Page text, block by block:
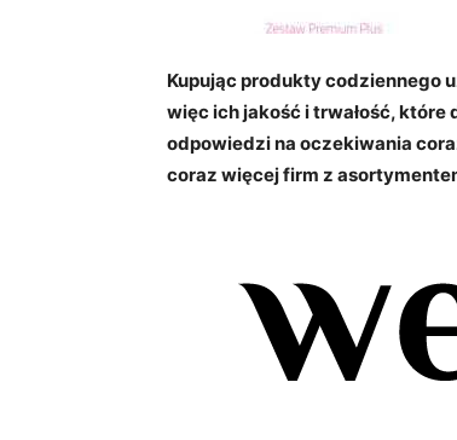
Kupując produkty codziennego
więc ich jakość i trwałość, które
odpowiedzi na oczekiwania
coraz więcej firm z